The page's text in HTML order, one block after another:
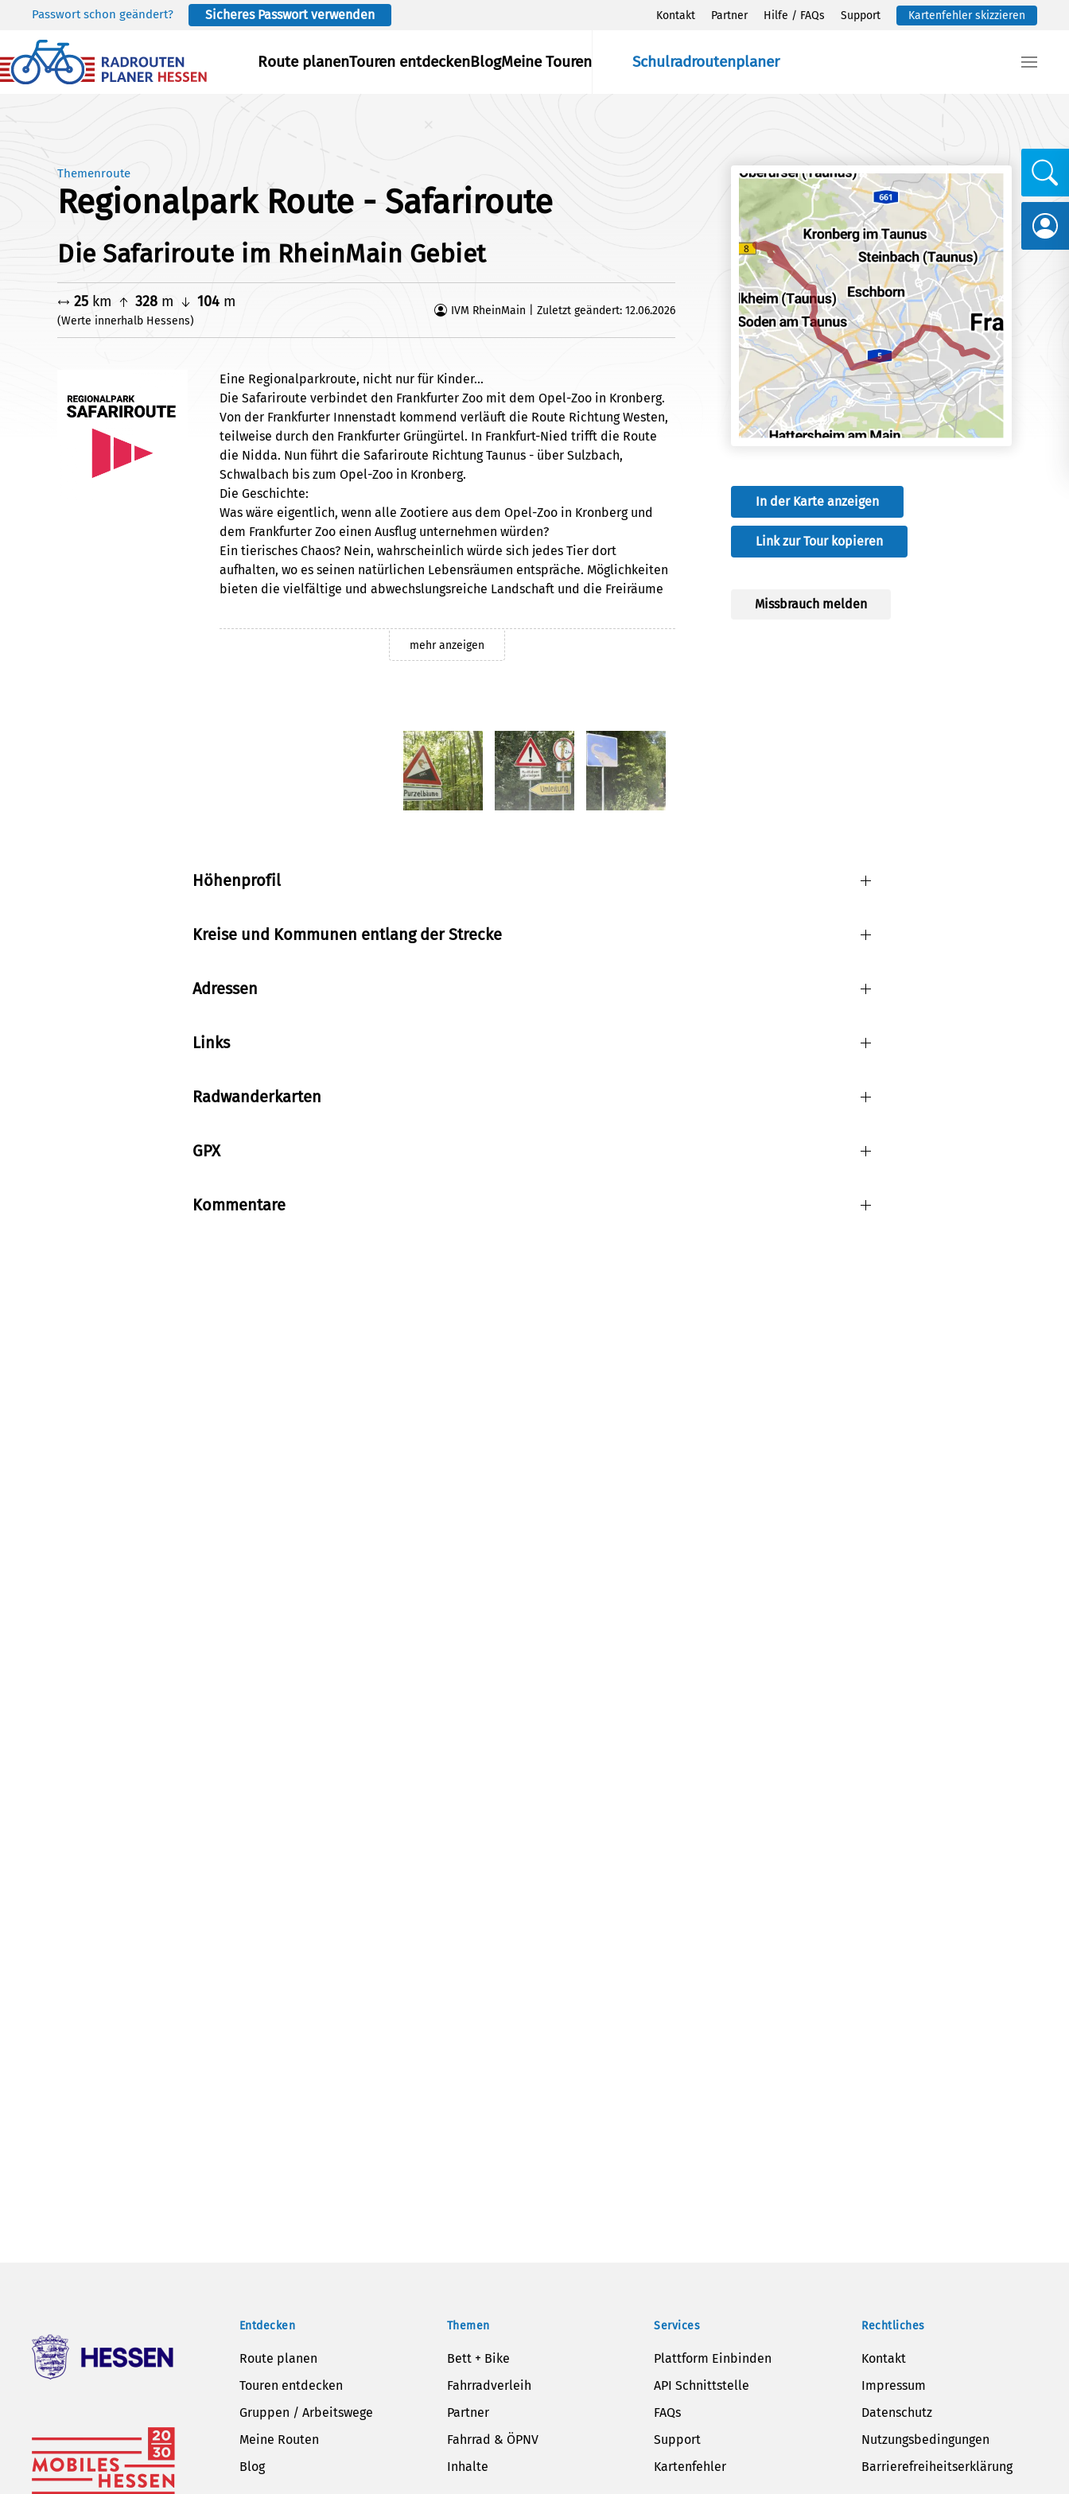
Skip to main content
Passwort schon geändert? Sicheres Passwort verwenden Kontakt Partner Hilfe / FAQs Support Kartenfehler skizzieren
Route planenTouren entdeckenBlogMeine Touren Schulradroutenplaner
Themenroute
Regionalpark Route - Safariroute
Die Safariroute im RheinMain Gebiet
25 km 328 m 104 m
(Werte innerhalb Hessens)
IVM RheinMain | Zuletzt geändert: 12.06.2026
Eine Regionalparkroute, nicht nur für Kinder…
Die Safariroute verbindet den Frankfurter Zoo mit dem Opel-Zoo in Kronberg.
Von der Frankfurter Innenstadt kommend verläuft die Route Richtung Westen,
teilweise durch den Frankfurter Grüngürtel. In Frankfurt-Nied trifft die Route
die Nidda. Nun führt die Safariroute Richtung Taunus - über Sulzbach,
Schwalbach bis zum Opel-Zoo in Kronberg.
Die Geschichte:
Was wäre eigentlich, wenn alle Zootiere aus dem Opel-Zoo in Kronberg und
dem Frankfurter Zoo einen Ausflug unternehmen würden?
Ein tierisches Chaos? Nein, wahrscheinlich würde sich jedes Tier dort
aufhalten, wo es seinen natürlichen Lebensräumen entspräche. Möglichkeiten
bieten die vielfältige und abwechslungsreiche Landschaft und die Freiräume
Damit alles seine Ordnung hat und in einem solchen Fall nichts passieren
kann, sind vorsorglich schon mal besondere Schilder aufgestellt worden, für
Tier und Mensch gleichermaßen. Man weiß ja nie, ob und wo sich die Zootiere
nicht weiterradeln, um zu schauen, welch umherstreifendes Zootier als
nächstes den Weg kreuzen könnte? Vielleicht an der ausgewiesenen
Tigerliegewiese, am Elefantenüberholverbot oder an der niedrigen
Unterführung bei der Giraffenumleitung?
Lernen kann man dabei viel: Über die Tiere und die Landschaft, in der sie sich
in Richtung Opelzoo stark ansteigend; Flussufer, Wiesen, Felder und Wald,
und Schwalbach.
mehr anzeigen
In der Karte anzeigen
Link zur Tour kopieren
Missbrauch melden
Höhenprofil
Kreise und Kommunen entlang der Strecke
Adressen
Links
Radwanderkarten
GPX
Kommentare
Entdecken
Route planen
Touren entdecken
Gruppen / Arbeitswege
Meine Routen
Blog
Themen
Bett + Bike
Fahrradverleih
Partner
Fahrrad & ÖPNV
Inhalte
Services
Plattform Einbinden
API Schnittstelle
FAQs
Support
Kartenfehler
Rechtliches
Kontakt
Impressum
Datenschutz
Nutzungsbedingungen
Barrierefreiheitserklärung